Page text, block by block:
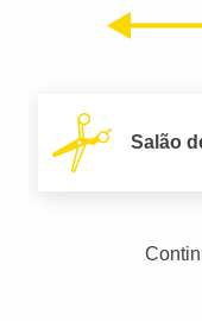
Salão